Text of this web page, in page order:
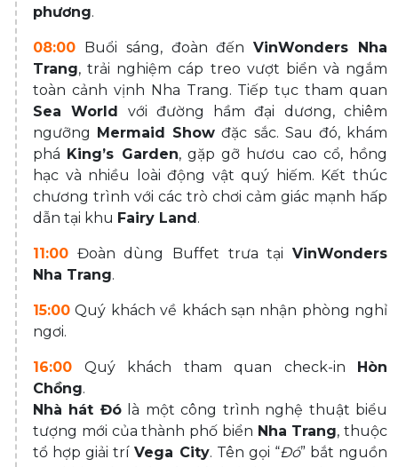
phương.
08:00 Buổi sáng, đoàn đếnVinWonders Nha
Trang, trải nghiệm cáp treo vượt biển và ngắm
toàn cảnh vịnh Nha Trang. Tiếp tục tham quan
Sea World với đường hầm đại dương, chiêm
ngưỡng Mermaid Show đặc sắc. Sau đó, khám
phá King’s Garden, gặp gỡ hươu cao cổ, hồng
hạc và nhiều loài động vật quý hiếm. Kết thúc
chương trình với các trò chơi cảm giác mạnh hấp
dẫn tại khu Fairy Land.
11:00 Đoàn dùng Buffet trưa tại VinWonders
Nha Trang.
15:00 Quý khách về khách sạn nhận phòng nghỉ
ngơi.
16:00 Quý khách tham quan check-in Hòn
Chồng.
Nhà hát Đólà một công trình nghệ thuật biểu
tượng mới của thành phố biển Nha Trang, thuộc
tổ hợp giải tríVega City. Tên gọi “Đó” bắt nguồn